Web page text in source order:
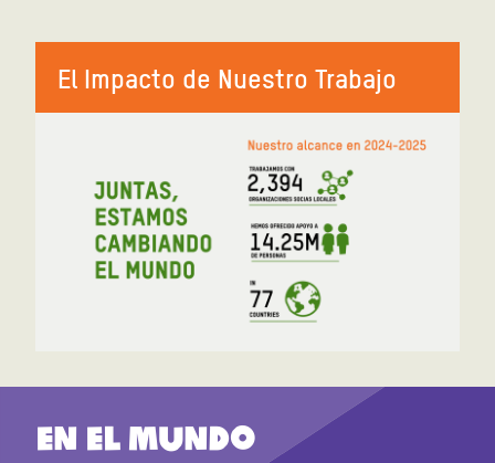
El Impacto de Nuestro Trabajo
En el mundo